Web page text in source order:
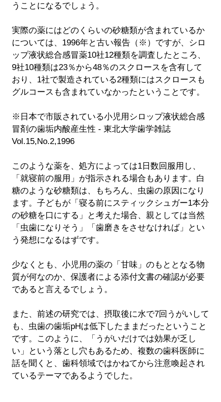
うことになるでしょう。
実際の薬にはどのくらいの砂糖類が含まれているか
については、1996年と古い報告（※）ですが、シロ
ップ液状総合感冒薬10社12種類を調査したところ、
9社10種類は23％から48％のスクロースを含有して
おり、1社で製造されている2種類にはスクロースも
グルコースも含まれていなかったということです。
※日本で市販されている小児用シロップ液状総合感
冒剤の歯垢内酸産生性 - 東北大学歯学雑誌
Vol.15,No.2,1996
このような薬を、処方によっては1日数回服用し、
「就寝前の服用」が指示される場合もあります。白
糖のような砂糖類は、もちろん、虫歯の原因になり
ます。子どもが「寝る前にスティックシュガー1本分
の砂糖を口にする」と考えた場合、親としては当然
「虫歯になりそう」「歯磨きをさせなければ」とい
う発想になるはずです。
少なくとも、小児用の薬の「甘味」のもととなる物
質が何なのか、保護者による添付文書の確認が必要
であると言えるでしょう。
また、前述の研究では、摂取後に水で7回うがいして
も、虫歯の歯垢pHは低下したままだったということ
です。このように、「うがいだけでは効果が乏し
い」という落とし穴もあるため、複数の歯科医師に
話を聞くと、歯科領域ではかねてから注意喚起され
ているテーマであるようでした。